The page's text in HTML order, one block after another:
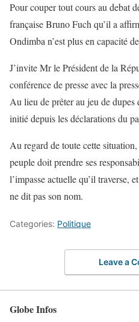
Pour couper tout cours au debat
française Bruno Fuch qu’il a
Ondimba n’est plus en capacité
J’invite Mr le Président de la
conférence de presse avec la
Au lieu de prêter au jeu de dupes
initié depuis les déclarations du
Au regard de toute cette
peuple doit prendre ses
l’impasse actuelle qu’il traverse,
ne dit pas son nom.
Categories: Politique
Leave a
Globe Infos